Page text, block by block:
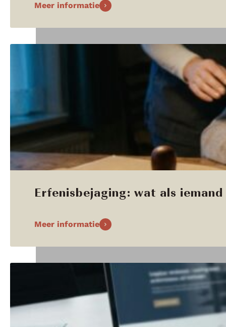
Meer informatie
Erfenisbejaging: wat als
Meer informatie